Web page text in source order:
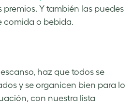
Y también las puedes
comida o bebida.
haz que todos se
y se organicen bien para lo
con nuestra lista